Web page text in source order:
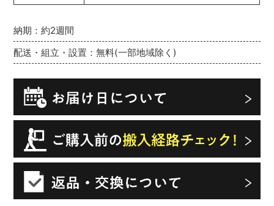
納期：約2週間
配送・組立・設置：無料(一部地域除く)